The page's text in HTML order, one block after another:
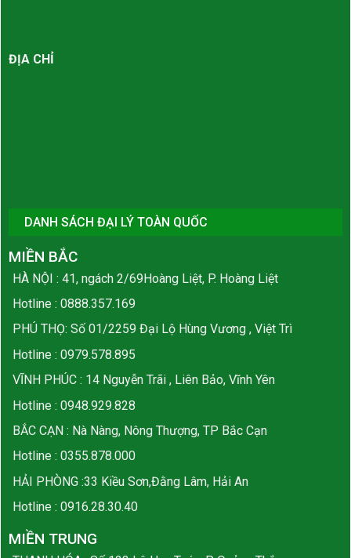
ĐỊA CHỈ
DANH SÁCH ĐẠI LÝ TOÀN QUỐC
MIỀN BẮC
HÀ NỘI : 41, ngách 2/69Hoàng Liệt, P. Hoàng Liệt
Hotline : 0888.357.169
PHÚ THỌ: Số 01/2259 Đại Lộ Hùng Vương , Việt Trì
Hotline : 0979.578.895
VĨNH PHÚC : 14 Nguyễn Trãi , Liên Bảo, Vĩnh Yên
Hotline : 0948.929.828
BẮC CẠN : Nà Nàng, Nông Thượng, TP Bắc Cạn
Hotline : 0355.878.000
HẢI PHÒNG :33 Kiều Sơn,Đằng Lâm, Hải An
Hotline : 0916.28.30.40
MIỀN TRUNG